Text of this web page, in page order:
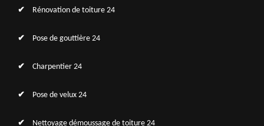
Rénovation de toiture 24
Pose de gouttière 24
Charpentier 24
Pose de velux 24
Nettoyage démoussage de toiture 24